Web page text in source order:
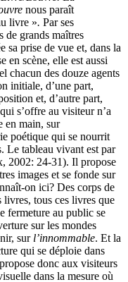
nous paraît
livre ». Par ses
de grands maîtres
sa prise de vue et, dans la
en scène, elle est aussi
chacun des douze agents
initiale, d’une part,
et, d’autre part,
s’offre au visiteur n’a
en main, sur
poétique qui se nourrit
Le tableau vivant est par
2002: 24-31). Il propose
images et se fonde sur
on ici? Des corps de
livres, tous ces livres que
fermeture au public se
sur les mondes
sur l’innommable. Et la
qui se déploie dans
propose donc aux visiteurs
dans la mesure où